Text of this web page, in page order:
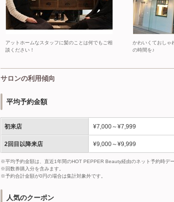
アットホームなスタッフに髪のことは何でもご相
談ください！
かわいくておしゃ
の時間を♪
サロンの利用傾向
平均予約金額
初来店 ¥7,000～¥7,999
2回目以降来店 ¥9,000～¥9,999
※平均予約金額は、直近1年間のHOT PEPPER Beauty経由のネット予約時デ
※回数券購入分を含みます。
※予約合計金額が0円の場合は集計対象外です。
人気のクーポン